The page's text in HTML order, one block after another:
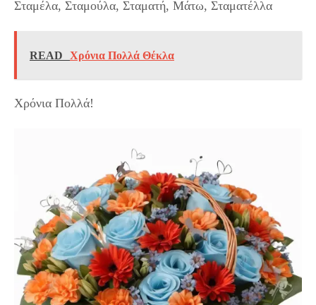
Σταμέλα, Σταμούλα, Σταματή, Μάτω, Σταματέλλα
READ Χρόνια Πολλά Θέκλα
Χρόνια Πολλά!